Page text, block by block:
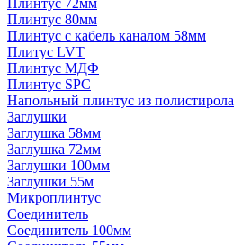
Плинтус 72мм
Плинтус 80мм
Плинтус с кабель каналом 58мм
Плитус LVT
Плинтус МДФ
Плинтус SPC
Напольный плинтус из полистирола
Заглушки
Заглушка 58мм
Заглушка 72мм
Заглушки 100мм
Заглушки 55м
Микроплинтус
Соединитель
Соединитель 100мм